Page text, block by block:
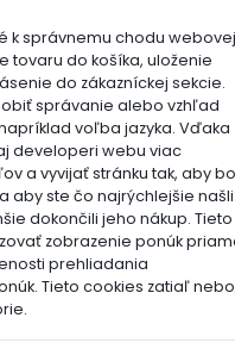
k správnemu chodu webovej
tovaru do košíka, uloženie
do zákazníckej sekcie.
správanie alebo vzhľad
voľba jazyka. Vďaka
developeri webu viac
a vyvijať stránku tak, aby
aby ste čo najrýchlejšie našli
dokončili jeho nákup. Tieto
zobrazenie ponúk
prehliadania
Tieto cookies zatiaľ